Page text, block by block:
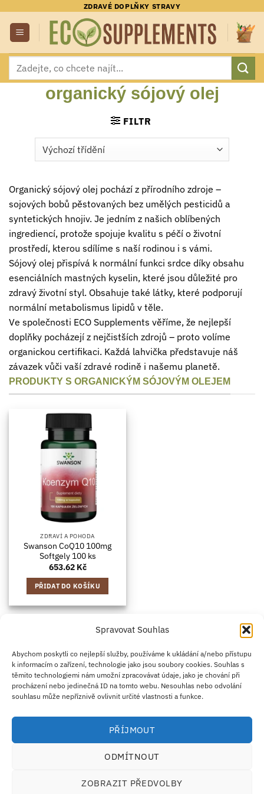
Spravovat Souhlas
Abychom poskytli co nejlepší služby, používáme k ukládání a/nebo přístupu
k informacím o zařízení, technologie jako jsou soubory cookies. Souhlas s
těmito technologiemi nám umožní zpracovávat údaje, jako je chování při
procházení nebo jedinečná ID na tomto webu. Nesouhlas nebo odvolání
souhlasu může nepříznivě ovlivnit určité vlastnosti a funkce.
PŘÍJMOUT
ODMÍTNOUT
ZOBRAZIT PŘEDVOLBY
obsah
ZDRAVÉ DOPLŇKY STRAVY
Hledat:
organický sójový olej
FILTR
Organický sójový olej pochází z přírodního zdroje –
sojových bobů pěstovaných bez umělých pesticidů a
syntetických hnojiv. Je jedním z našich oblíbených
ingrediencí, protože spojuje kvalitu s péčí o životní
prostředí, kterou sdílíme s naší rodinou i s vámi.
Sójový olej přispívá k normální funkci srdce díky obsahu
esenciálních mastných kyselin, které jsou důležité pro
zdravý životní styl. Obsahuje také látky, které podporují
normální metabolismus lipidů v těle.
Ve společnosti ECO Supplements věříme, že nejlepší
doplňky pocházejí z nejčistších zdrojů – proto volíme
organickou certifikaci. Každá lahvička představuje náš
závazek vůči vaší zdravé rodině i našemu planetě.
PRODUKTY S ORGANICKÝM SÓJOVÝM OLEJEM
ZDRAVÍ A POHODA
Swanson CoQ10 100mg
Softgely 100 ks
653.62 Kč
PŘIDAT DO KOŠÍKU
Credit
Card
2
Klarna
Apple
Pay
Google
Pay
PayPal
ZÁSADY DOPRAVY
ZÁSADY VRÁCENÍ ZBOŽÍ
OBCHODNÍ PODMÍNKY
KONTAKT O NÁS B2B
IMPRINT
OMEZENÍ ODPOVĚDNOSTI
ZÁSADY COOKIES
Antim I Street, No. 14, fl. 2, law office, 1303 Sofia, Bulharsko
· Email:support@ecosupplements.eu
Česká obchodní inspekce (ČOI)· Řešení přeshraničních sporů: